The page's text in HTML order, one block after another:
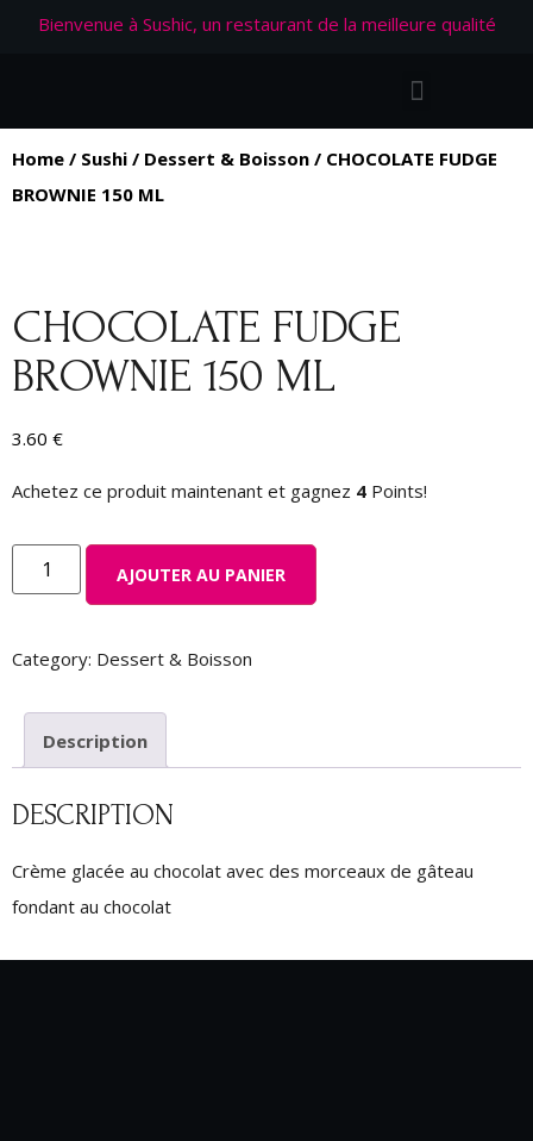
Bienvenue à Sushic, un restaurant de la meilleure qualité
Home / Sushi / Dessert & Boisson / CHOCOLATE FUDGE
BROWNIE 150 ML
CHOCOLATE FUDGE
BROWNIE 150 ML
3.60 €
Achetez ce produit maintenant et gagnez 4 Points!
AJOUTER AU PANIER
Category: Dessert & Boisson
Description
DESCRIPTION
Crème glacée au chocolat avec des morceaux de gâteau
fondant au chocolat